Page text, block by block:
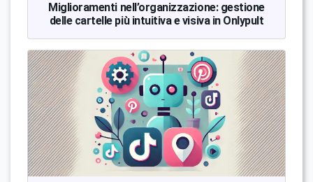
Miglioramenti nell’organizzazione: gestione
delle cartelle più intuitiva e visiva in Onlypult